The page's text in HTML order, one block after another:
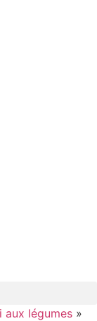
aux légumes »